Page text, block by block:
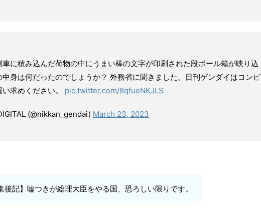
車に積み込んだ荷物の中にうまい棒の文字が印刷された段ボール箱が映り込
身は何だったのでしょうか？ 外務省に聞きました。日刊ゲンダイはコンビ
求めください。 pic.twitter.com/8qfueNKJLS
(@nikkan_gendai) March 23, 2023
後記】嘘つきが総理大臣をやる国、恐ろしい限りです。